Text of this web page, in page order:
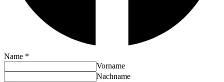
Name *
Vorname
Nachname